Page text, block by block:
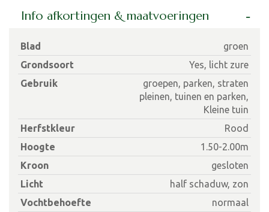
Info afkortingen & maatvoeringen
Blad
groen
Grondsoort
Yes, licht zure
Gebruik
groepen, parken, straten
pleinen, tuinen en parken,
Kleine tuin
Herfstkleur
Rood
Hoogte
1.50-2.00m
Kroon
gesloten
Licht
half schaduw, zon
Vochtbehoefte
normaal